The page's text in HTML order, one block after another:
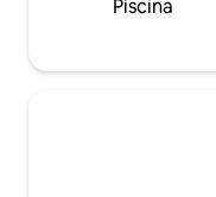
Piscina